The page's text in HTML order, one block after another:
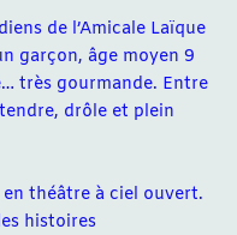
de l’Amicale Laïque
garçon, âge moyen 9
très gourmande. Entre
drôle et plein
théâtre à ciel ouvert.
histoires